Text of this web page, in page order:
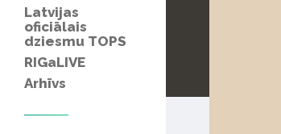
Latvijas
oficiālais
dziesmu TOPS
RIGaLIVE
Arhīvs